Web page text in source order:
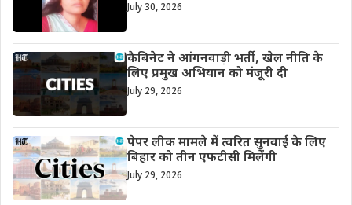
July 30, 2026
कैबिनेट ने आंगनवाड़ी भर्ती, खेल नीति के
लिए प्रमुख अभियान को मंजूरी दी
July 29, 2026
पेपर लीक मामले में त्वरित सुनवाई के लिए
बिहार को तीन एफटीसी मिलेंगी
July 29, 2026